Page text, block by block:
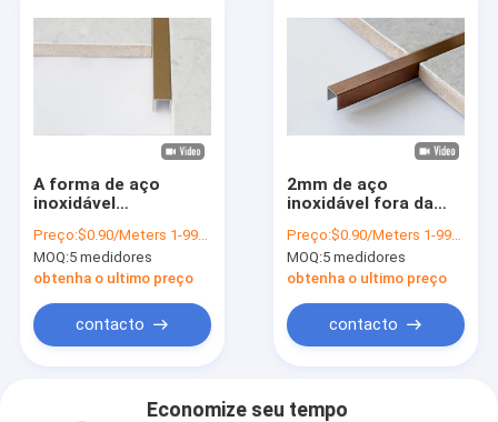
A forma de aço
inoxidável
guarnição T da telha
da cor descasca
perfis decorativos
Preço:$0.90/Meters 1-999 Meters
MOQ:5 medidores
obtenha o ultimo preço
contacto
2mm de aço
inoxidável fora da
da borda do metal da
guarnição para o
azulejo
Preço:$0.90/Meters 1-999 Meters
MOQ:5 medidores
obtenha o ultimo preço
contacto
Economize seu tempo